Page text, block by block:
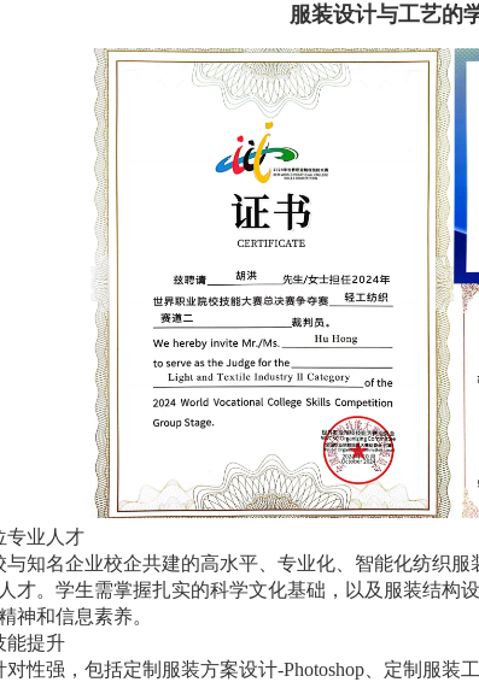
服装设计与工艺的
专业人才
与知名企业校企共建的高水平、专业化、智能化纺织
才。学生需掌握扎实的科学文化基础，以及服装结
神和信息素养。
能提升
性强，包括定制服装方案设计-Photoshop、定制服